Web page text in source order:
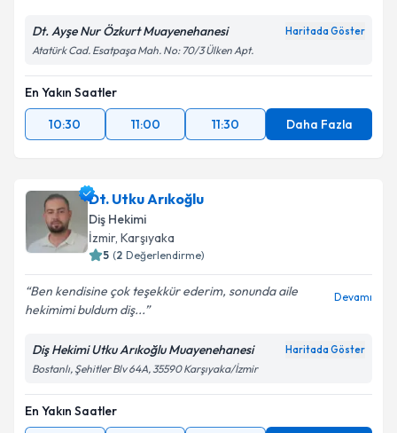
Dt. Ayşe Nur Özkurt Muayenehanesi Haritada Göster
Atatürk Cad. Esatpaşa Mah. No: 70/3 Ülken Apt.
En Yakın Saatler
10:30
11:00 11:30 Daha Fazla
Dt. Utku Arıkoğlu
Diş Hekimi
İzmir, Karşıyaka
5 (2 Değerlendirme)
Ben kendisine çok teşekkür ederim, sonunda aile
hekimimi buldum diş...
Devamı
Diş Hekimi Utku Arıkoğlu Muayenehanesi Haritada Göster
Bostanlı, Şehitler Blv 64A, 35590 Karşıyaka/İzmir
En Yakın Saatler